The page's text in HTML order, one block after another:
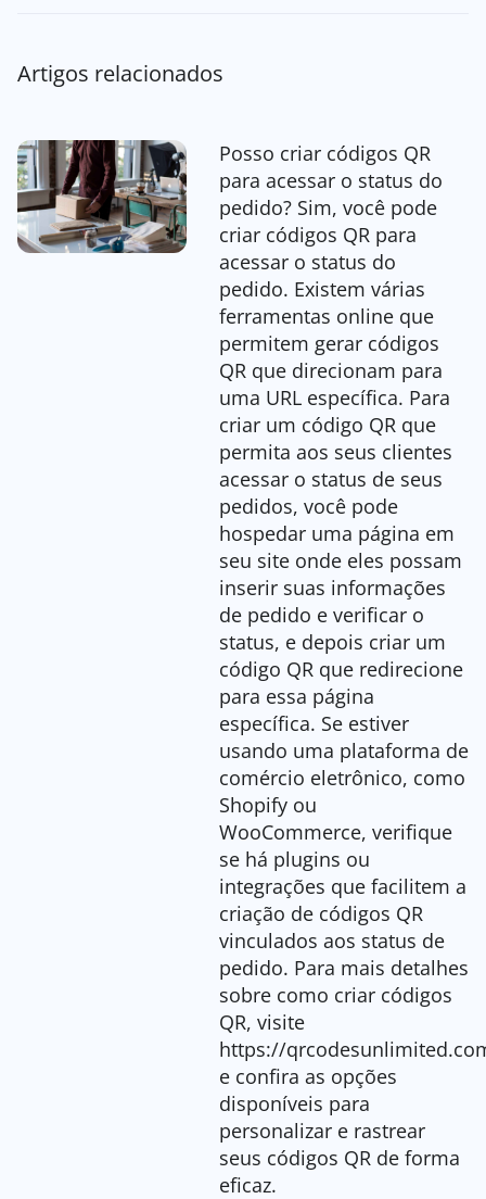
Artigos relacionados
Posso criar códigos QR
para acessar o status do
pedido? Sim, você pode
criar códigos QR para
acessar o status do
pedido. Existem várias
ferramentas online que
permitem gerar códigos
QR que direcionam para
uma URL específica. Para
criar um código QR que
permita aos seus clientes
acessar o status de seus
pedidos, você pode
hospedar uma página em
seu site onde eles possam
inserir suas informações
de pedido e verificar o
status, e depois criar um
código QR que redirecione
para essa página
específica. Se estiver
usando uma plataforma de
comércio eletrônico, como
Shopify ou
WooCommerce, verifique
se há plugins ou
integrações que facilitem a
criação de códigos QR
vinculados aos status de
pedido. Para mais detalhes
sobre como criar códigos
QR, visite
https://
e confira as opções
disponíveis para
personalizar e rastrear
seus códigos QR de forma
eficaz.